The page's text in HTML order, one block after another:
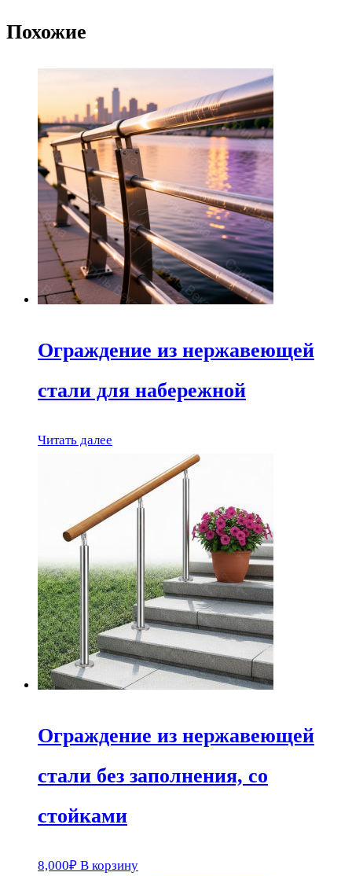
Похожие
Ограждение из нержавеющей
стали для набережной
Читать далее
Ограждение из нержавеющей
стали без заполнения, со
стойками
8,000₽ В корзину